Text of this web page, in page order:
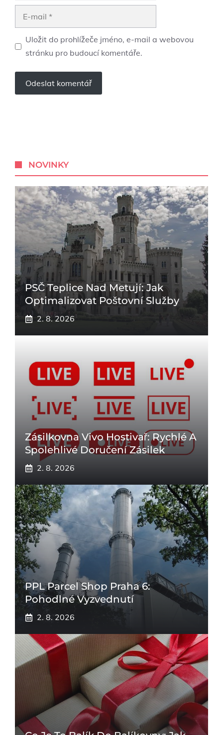
Uložit do prohlížeče jméno, e-mail a webovou
stránku pro budoucí komentáře.
NOVINKY
PSČ Teplice Nad Metují: Jak
Optimalizovat Poštovní Služby
2. 8. 2026
Zásilkovna Vivo Hostivař: Rychlé A
Spolehlivé Doručení Zásilek
2. 8. 2026
PPL Parcel Shop Praha 6:
Pohodlné Vyzvednutí
2. 8. 2026